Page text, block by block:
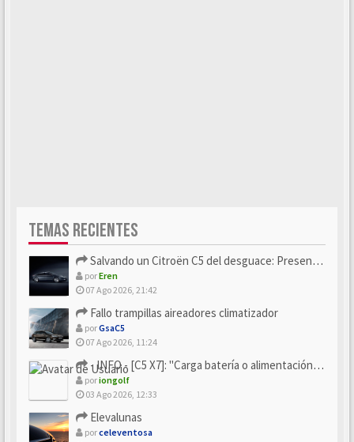
TEMAS RECIENTES
Salvando un Citroën C5 del desguace: Presentación y seguimiento
porEren
07 Ago 2026, 21:42
Fallo trampillas aireadores climatizador
porGsaC5
07 Ago 2026, 11:24
- INFO - [C5 X7]: "Carga batería o alimentación eléctri...
poriongolf
03 Ago 2026, 12:33
Elevalunas
porceleventosa